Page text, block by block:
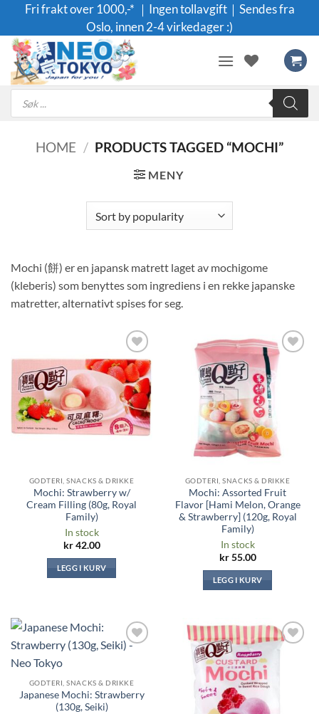
content
Fri frakt over 1000,-* ｜Ingen tollavgift｜Sendes fra
Oslo, innen 2-4 virkedager :)
Products
search
HOME / PRODUCTS TAGGED “MOCHI”
MENY
Mochi (餅) er en japansk matrett laget av mochigome
(kleberis) som benyttes som ingrediens i en rekke japanske
matretter, alternativt spises for seg.
Legg til i
ønskeliste
GODTERI, SNACKS & DRIKKE
Mochi: Strawberry w/
Cream Filling (80g, Royal
Family)
In stock
kr42.00
LEGG I KURV
Legg til i
ønskeliste
GODTERI, SNACKS & DRIKKE
Mochi: Assorted Fruit
Flavor [Hami Melon, Orange
& Strawberry] (120g, Royal
Family)
In stock
kr55.00
LEGG I KURV
Legg til i
GODTERI, SNACKS & DRIKKE
Japanese Mochi: Strawberry
(130g, Seiki)
ønskeliste